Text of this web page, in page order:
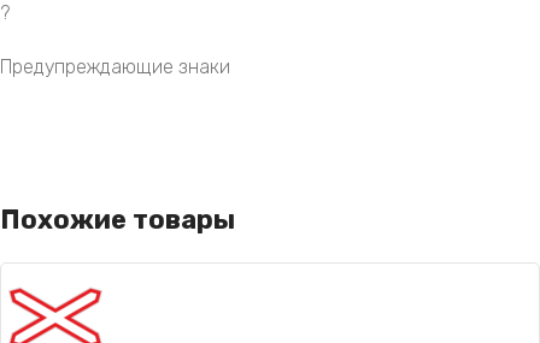
?
Предупреждающие знаки
Похожие товары